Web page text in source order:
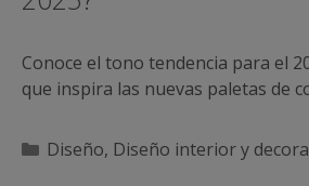
Conoce el tono tendencia para el
que inspira las nuevas paletas de
Categorías
Diseño, Diseño interior y